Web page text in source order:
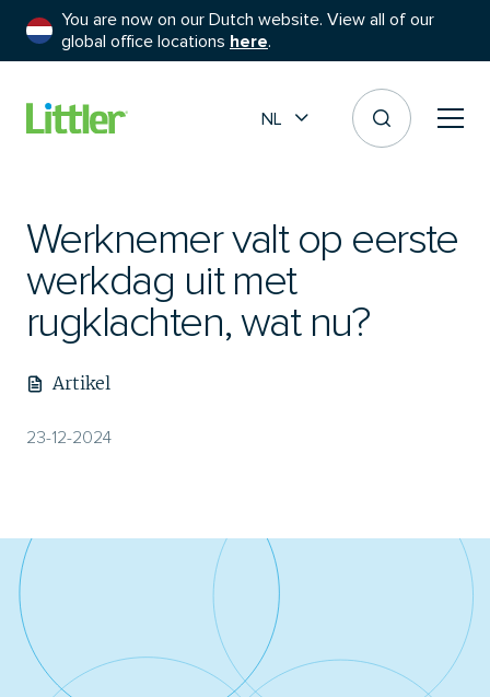
You are now on our Dutch website. View all of our
global office locations here.
NL
Werknemer valt op eerste
werkdag uit met
rugklachten, wat nu?
Artikel
23-12-2024